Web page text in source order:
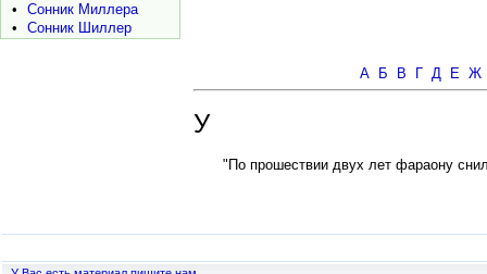
•
Сонник Миллера
•
Сонник Шиллер
А Б В Г Д Е Ж
У
"По прошествии двух лет фараону